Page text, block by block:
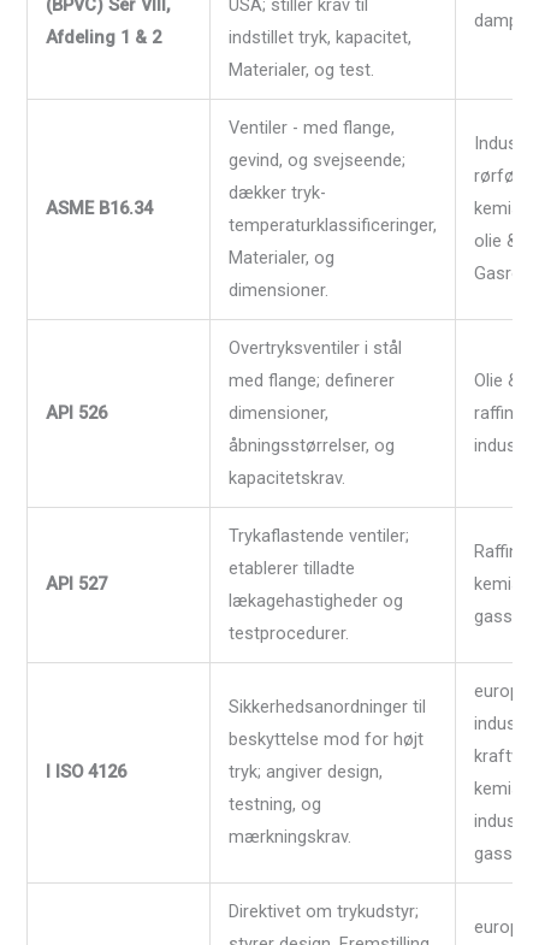
(BPVC) Ser VIII,
Afdeling 1 & 2
USA; stiller krav til
indstillet tryk, kapacitet,
Materialer, og test.
ASME B16.34
Ventiler - med flange,
gevind, og svejseende;
dækker tryk-
temperaturklassificeringer,
Materialer, og
dimensioner.
olie &
API 526
Overtryksventiler i stål
med flange; definerer
dimensioner,
åbningsstørrelser, og
kapacitetskrav.
Olie &
industri.
API 527
Trykaflastende ventiler;
etablerer tilladte
lækagehastigheder og
testprocedurer.
kemisk,
I ISO 4126
Sikkerhedsanordninger til
beskyttelse mod for højt
tryk; angiver design,
testning, og
mærkningskrav.
Direktivet om trykudstyr;